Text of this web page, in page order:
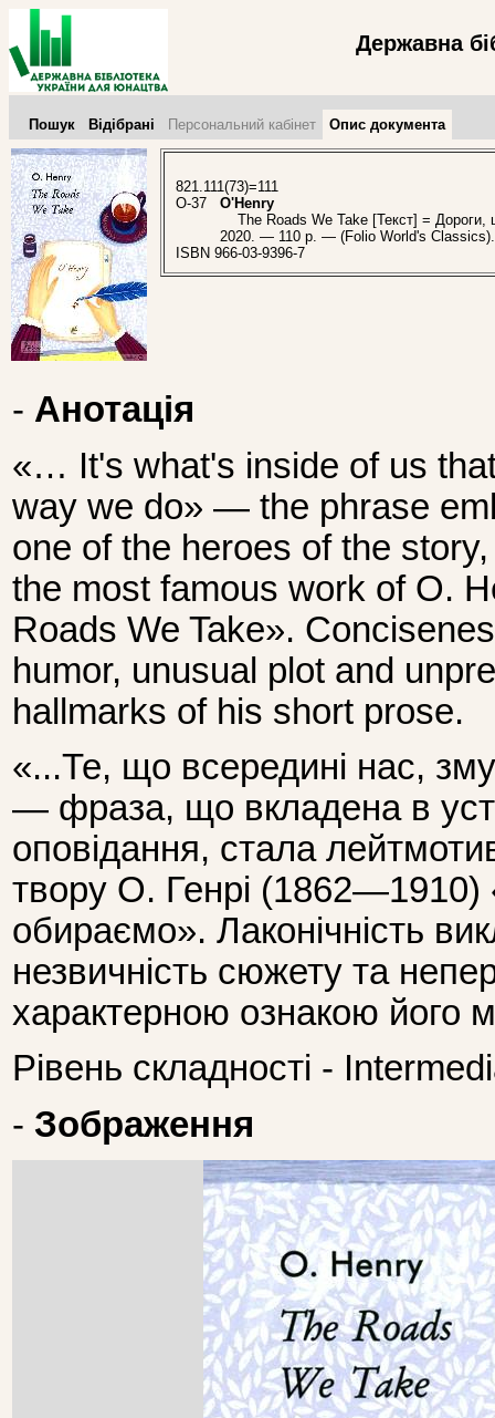
Державна
Пошук Відібрані Персональний кабінет Опис документа
821.111(73)=111
O-37
O'Henry
The Roads We Take [Текст] =
2020. — 110 p. — (Folio World's
ISBN 966-03-9396-7
- Анотація
«… It's what's inside of us
way we do» — the phrase
one of the heroes of the
the most famous work of O.
Roads We Take».
humor, unusual plot and
hallmarks of his short prose.
«...Те, що всередині нас,
— фраза, що вкладена в уста
оповідання, стала
твору О. Генрі
обираємо». Лаконічність
незвичність сюжету та
характерною ознакою його
Рівень складності -
- Зображення